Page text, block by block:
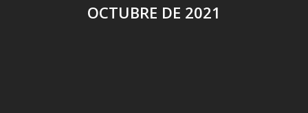
OCTUBRE DE 2021